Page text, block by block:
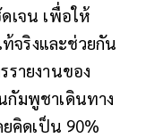
เจน เพื่อให้
จริงและช่วยกัน
รายงานของ
กัมพูชาเดินทาง
คิดเป็น 90%